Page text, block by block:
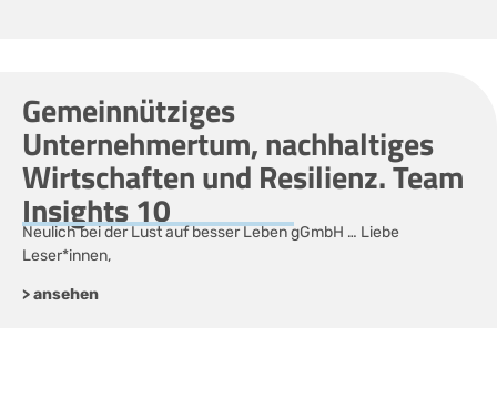
Gemeinnütziges
Unternehmertum, nachhaltiges
Wirtschaften und Resilienz. Team
Insights 10
Neulich bei der Lust auf besser Leben gGmbH … Liebe
Leser*innen,
> ansehen